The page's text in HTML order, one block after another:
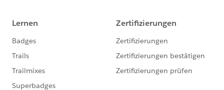
このグループは株式会社セールスフォース・ジャパ
ンの社員によって管理、運営されています。
「Trailblazer Community オンライン行動規範」に
https://trailhead.salesforce.com/ja/trailblazerco